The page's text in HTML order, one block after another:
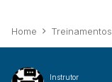
Home Treinamentos
Instrutor